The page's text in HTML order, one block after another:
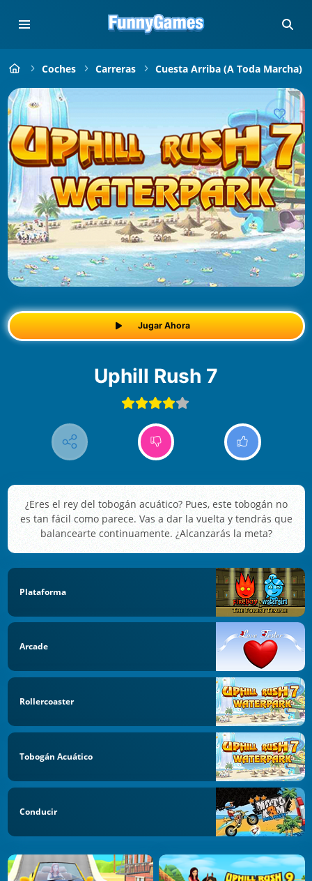
Coches Carreras Cuesta Arriba (a Toda Marcha)
Jugar Ahora
Uphill Rush 7
¿Eres el rey del tobogán acuático? Pues, este tobogán no
es tan fácil como parece. Vas a dar la vuelta y tendrás que
balancearte continuamente. ¿Alcanzarás la meta?
Plataforma
Arcade
Rollercoaster
Tobogán Acuático
Conducir